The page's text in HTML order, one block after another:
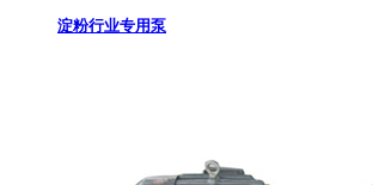
淀粉行业专用泵